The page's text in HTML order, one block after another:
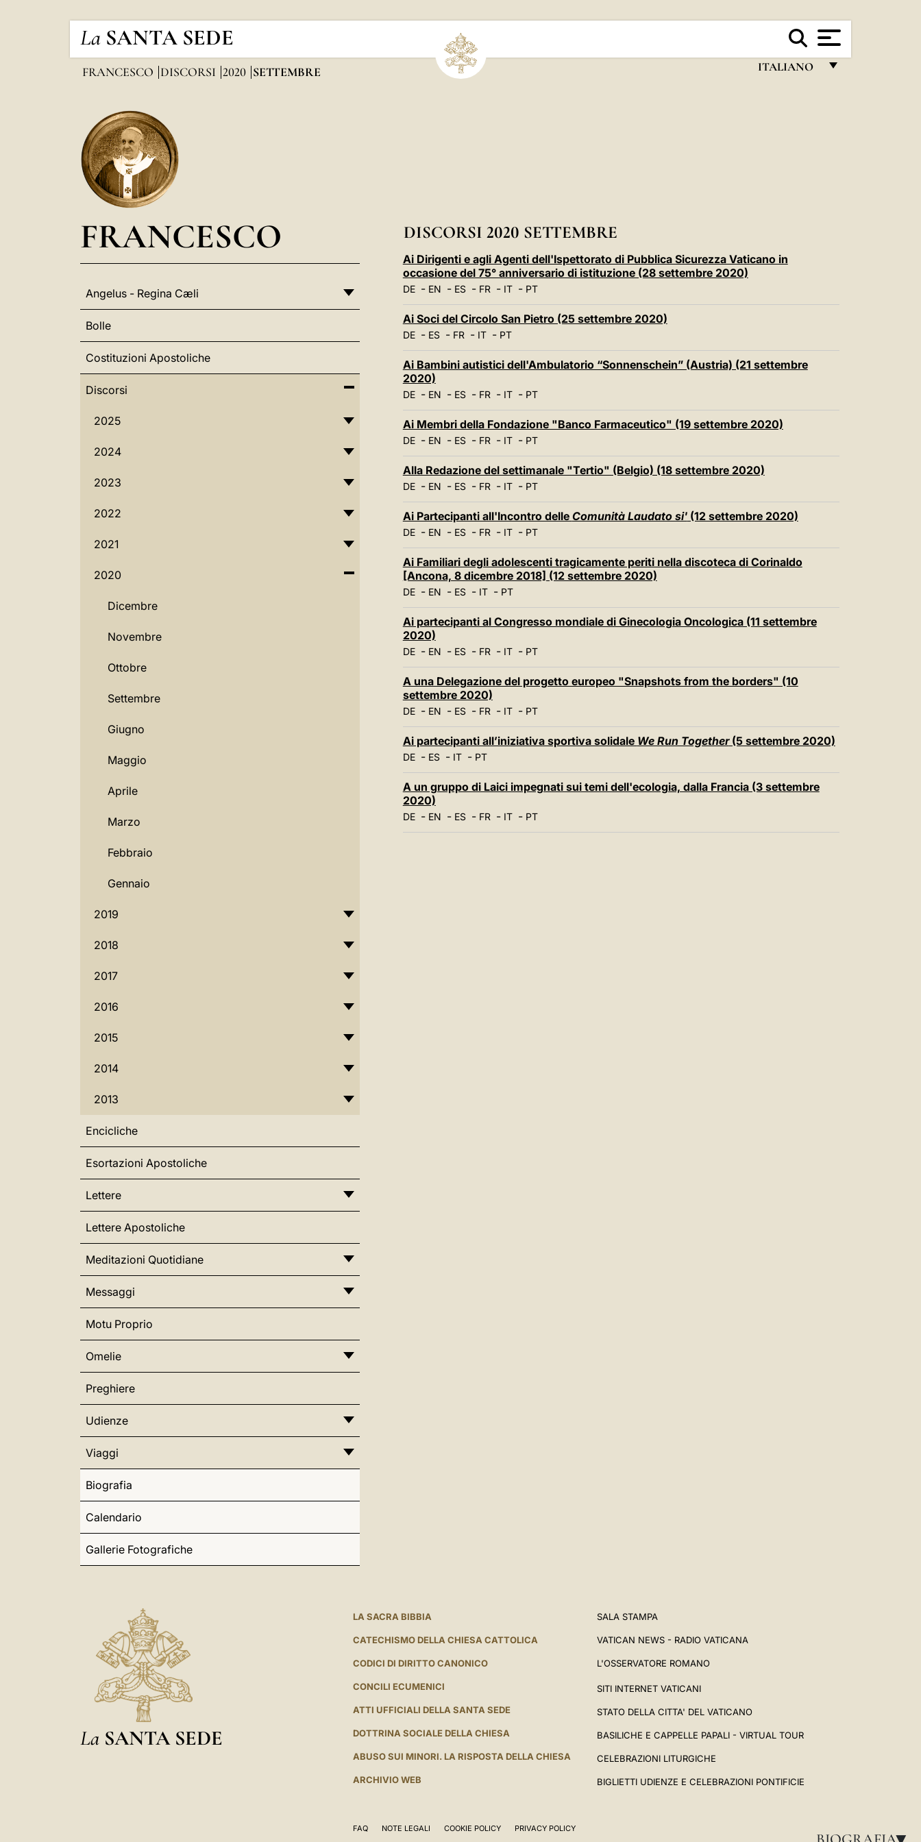
La SANTA SEDE
ITALIANO
POLSKI
中文
FRANCESCO DISCORSI 2020 SETTEMBRE
FRANCESCO
▸
Angelus - Regina Cæli
Bolle
Costituzioni Apostoliche
Discorsi
2025
2024
2023
2022
2021
2020
Dicembre
Novembre
Ottobre
Settembre
Giugno
Maggio
Aprile
Marzo
Febbraio
Gennaio
2019
2018
2017
2016
2015
2014
2013
Encicliche
Esortazioni Apostoliche
Lettere
Lettere Apostoliche
Meditazioni Quotidiane
Messaggi
Motu Proprio
Omelie
Preghiere
Udienze
Viaggi
Biografia
Calendario
Gallerie Fotografiche
DISCORSI 2020 SETTEMBRE
Ai Dirigenti e agli Agenti dell'Ispettorato di Pubblica Sicurezza Vaticano in
occasione del 75° anniversario di istituzione (28 settembre 2020)
DE- EN - ES- FR- IT- PT
Ai Soci del Circolo San Pietro (25 settembre 2020)
DE- ES- FR- IT- PT
Ai Bambini autistici dell'Ambulatorio “Sonnenschein” (Austria) (21 settembre
2020)
DE- EN - ES- FR- IT- PT
Ai Membri della Fondazione "Banco Farmaceutico" (19 settembre 2020)
DE- EN - ES- FR- IT- PT
Alla Redazione del settimanale "Tertio" (Belgio) (18 settembre 2020)
DE- EN - ES- FR- IT- PT
Ai Partecipanti all'Incontro delle Comunità Laudato si'(12 settembre 2020)
DE- EN - ES- FR- IT- PT
Ai Familiari degli adolescenti tragicamente periti nella discoteca di Corinaldo
[Ancona, 8 dicembre 2018] (12 settembre 2020)
DE- EN - ES- IT- PT
Ai partecipanti al Congresso mondiale di Ginecologia Oncologica (11 settembre
2020)
DE- EN - ES- FR- IT- PT
A una Delegazione del progetto europeo "Snapshots from the borders" (10
settembre 2020)
DE- EN - ES- FR- IT- PT
Ai partecipanti all’iniziativa sportiva solidale We Run Together(5 settembre 2020)
DE- ES- IT- PT
A un gruppo di Laici impegnati sui temi dell'ecologia, dalla Francia (3 settembre
2020)
DE- EN - ES- FR- IT- PT
La SANTA SEDE
LA SACRA BIBBIA
CATECHISMO DELLA CHIESA CATTOLICA
CODICI DI DIRITTO CANONICO
CONCILI ECUMENICI
ATTI UFFICIALI DELLA SANTA SEDE
DOTTRINA SOCIALE DELLA CHIESA
ABUSO SUI MINORI. LA RISPOSTA DELLA CHIESA
ARCHIVIO WEB
SALA STAMPA
VATICAN NEWS - RADIO VATICANA
L'OSSERVATORE ROMANO
SITI INTERNET VATICANI
STATO DELLA CITTA' DEL VATICANO
BASILICHE E CAPPELLE PAPALI - VIRTUAL TOUR
CELEBRAZIONI LITURGICHE
BIGLIETTI UDIENZE E CELEBRAZIONI PONTIFICIE
FAQ NOTE LEGALI COOKIE POLICY PRIVACY POLICY